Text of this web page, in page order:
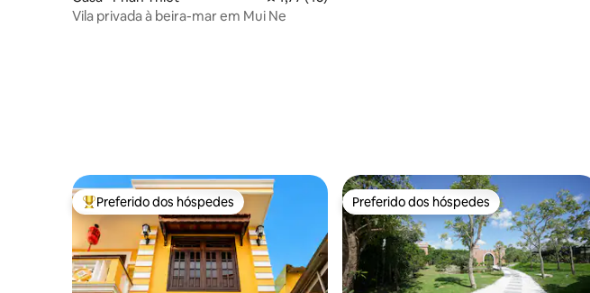
Vila privada à beira-mar em Mui Ne
Entre os melhores preferidos dos hóspedes
Preferido dos hóspedes Preferido dos hóspedes
Preferido dos hóspedes